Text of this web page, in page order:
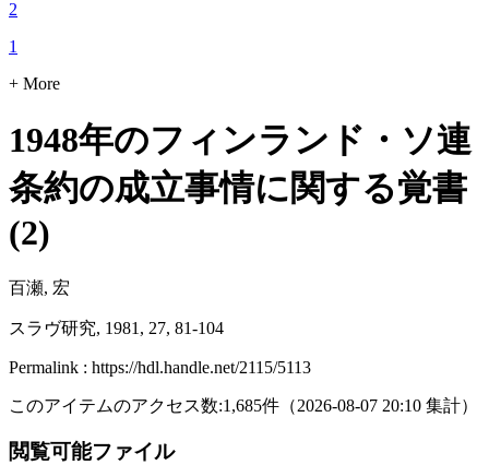
2
1
+ More
1948年のフィンランド・ソ連
条約の成立事情に関する覚書
(2)
百瀬, 宏
スラヴ研究, 1981, 27, 81-104
Permalink : https://hdl.handle.net/2115/5113
このアイテムのアクセス数:1,685件 （2026-08-07 20:10 集計）
閲覧可能ファイル